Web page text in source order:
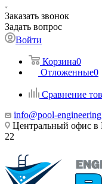
Заказать звонок
Задать вопрос
Войти
Корзина0
Отложенные0
Сравнение
info@pool-
Центральный офис
22